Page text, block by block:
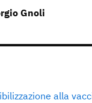
Gnoli
alla